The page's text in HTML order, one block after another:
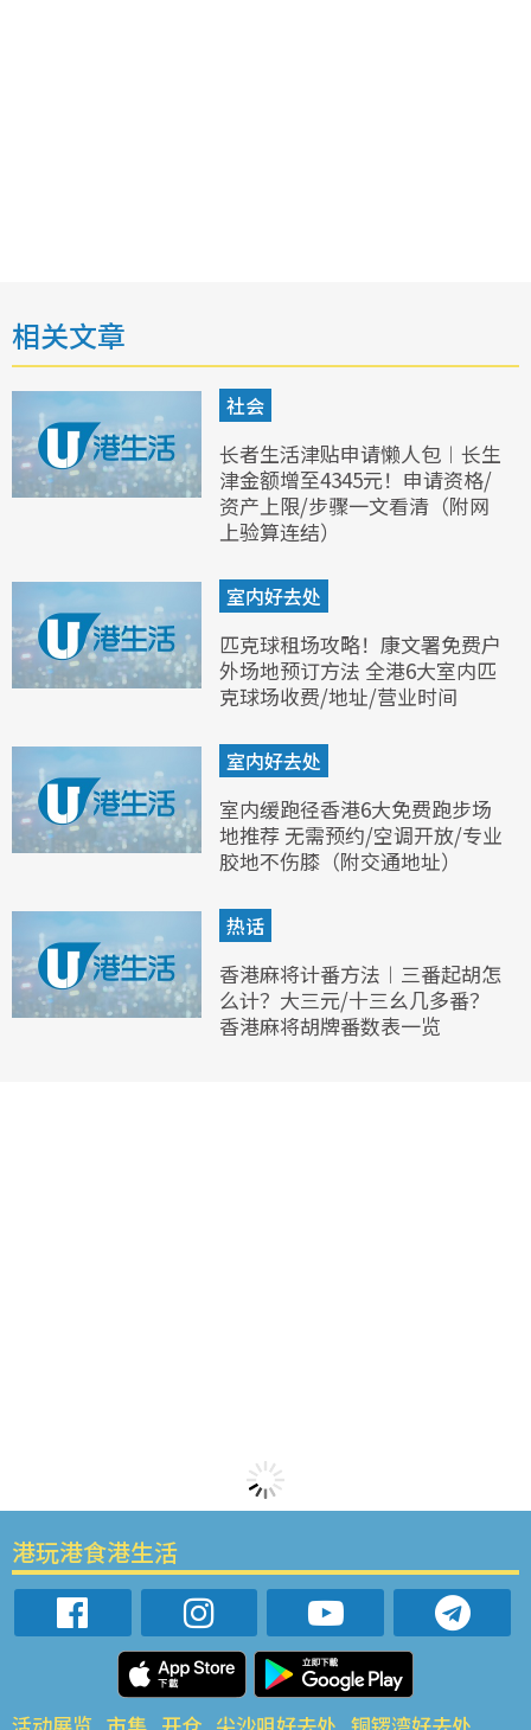
相关文章
社会
长者生活津贴申请懒人包︱长生
津金额增至4345元！申请资格/
资产上限/步骤一文看清（附网
上验算连结）
室内好去处
匹克球租场攻略！康文署免费户
外场地预订方法 全港6大室内匹
克球场收费/地址/营业时间
室内好去处
室内缓跑径香港6大免费跑步场
地推荐 无需预约/空调开放/专业
胶地不伤膝（附交通地址）
热话
香港麻将计番方法︱三番起胡怎
么计？大三元/十三幺几多番？
香港麻将胡牌番数表一览
港玩港食港生活